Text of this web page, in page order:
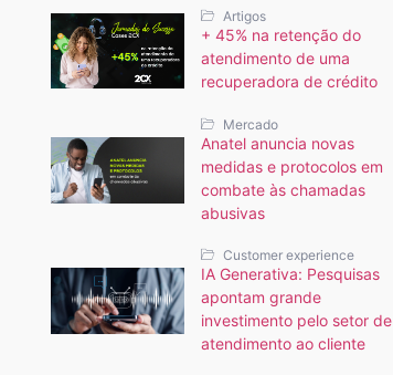
Artigos
+ 45% na retenção do
atendimento de uma
recuperadora de crédito
Mercado
Anatel anuncia novas
medidas e protocolos em
combate às chamadas
abusivas
Customer experience
IA Generativa: Pesquisas
apontam grande
investimento pelo setor de
atendimento ao cliente